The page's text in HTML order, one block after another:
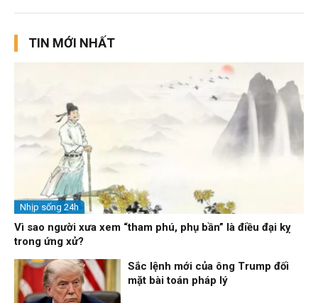
TIN MỚI NHẤT
Nhịp sống 24h
Vì sao người xưa xem “tham phú, phụ bần” là điều đại kỵ
trong ứng xử?
Sắc lệnh mới của ông Trump đối
mặt bài toán pháp lý